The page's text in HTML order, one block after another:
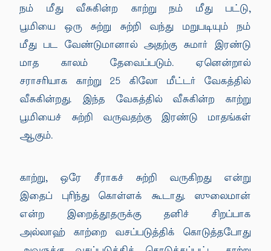
நம் மீது வீசுகின்ற காற்று நம் மீது பட்டு,
பூமியை ஒரு சுற்று சுற்றி வந்து மறுபடியும் நம்
மீது பட வேண்டுமானால் அதற்கு சுமார் இரண்டு
மாத காலம் தேவைப்படும். ஏனென்றால்
சராசரியாக காற்று 25 கிலோ மீட்டர் வேகத்தில்
வீசுகின்றது. இந்த வேகத்தில் வீசுகின்ற காற்று
பூமியைச் சுற்றி வருவதற்கு இரண்டு மாதங்கள்
ஆகும்.
காற்று, ஒரே சீராகச் சுற்றி வருகிறது என்று
இதைப் புரிந்து கொள்ளக் கூடாது. ஸுலைமான்
என்ற இறைத்தூதருக்கு தனிச் சிறப்பாக
அல்லாஹ் காற்றை வசப்படுத்திக் கொடுத்தபோது